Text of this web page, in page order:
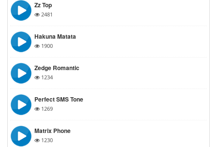
Zz Top
2481
Hakuna Matata
1900
Zedge Romantic
1234
Perfect SMS Tone
1269
Matrix Phone
1230